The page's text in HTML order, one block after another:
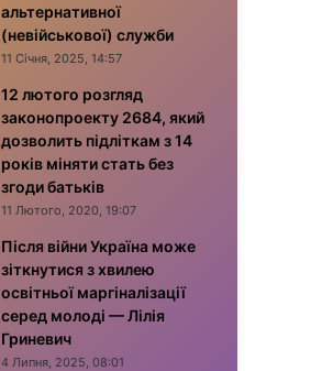
альтернативної
(невійськової) служби
11 Січня, 2025, 14:57
12 лютого розгляд
законопроекту 2684, який
дозволить підліткам з 14
років міняти стать без
згоди батьків
11 Лютого, 2020, 19:07
Після війни Україна може
зіткнутися з хвилею
освітньої маргіналізації
серед молоді — Лілія
Гриневич
4 Липня, 2025, 08:01